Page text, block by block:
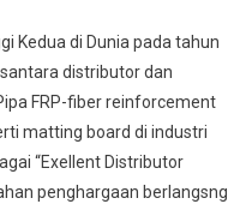
Kedua di Dunia pada tahun
distributor dan
FRP-fiber reinforcement
matting board di industri
“Exellent Distributor
penghargaan berlangsng